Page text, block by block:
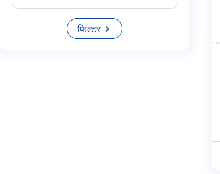
Cms
Platform
फ़िल्टर